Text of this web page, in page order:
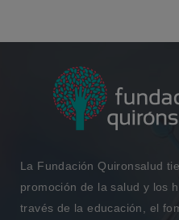
La Fundación Quironsalud
promoción de la salud y los
través de la educación, el